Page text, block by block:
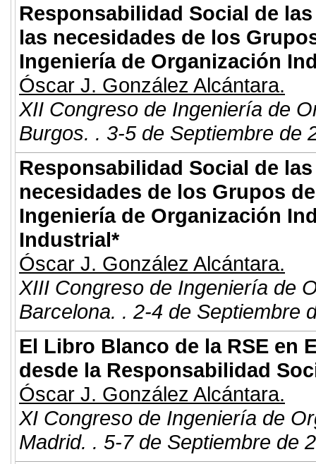
Responsabilidad Social de
las necesidades de los
Ingeniería de Organización
Óscar J. González Alcántara.
XII Congreso de Ingeniería de
Burgos. . 3-5 de Septiembre de
Responsabilidad Social de
necesidades de los Grupos
Ingeniería de Organización
Industrial*
Óscar J. González Alcántara.
XIII Congreso de Ingeniería de
Barcelona. . 2-4 de Septiembre
El Libro Blanco de la RSE en
desde la Responsabilidad
Óscar J. González Alcántara.
XI Congreso de Ingeniería de
Madrid. . 5-7 de Septiembre de